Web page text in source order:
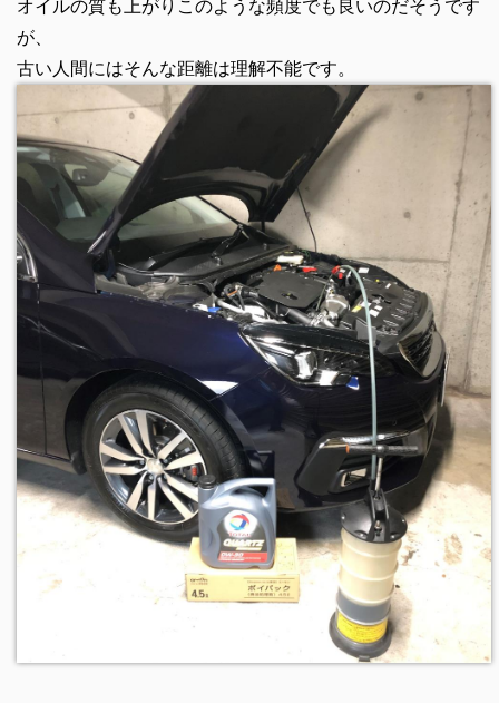
オイルの質も上がりこのような頻度でも良いのだそうです
が、
古い人間にはそんな距離は理解不能です。